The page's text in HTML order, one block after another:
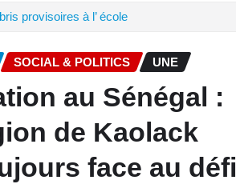
provisoires à l’ école
SOCIAL & POLITICS UNE
au Sénégal :
de Kaolack
face au défi